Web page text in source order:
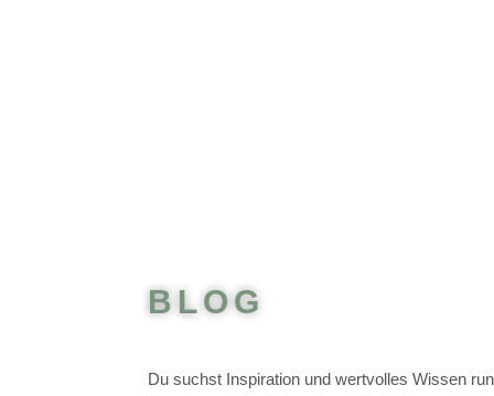
BLOG
Du suchst Inspiration und wertvolles Wissen